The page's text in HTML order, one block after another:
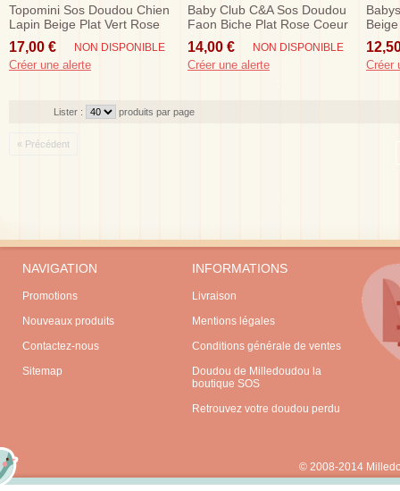
Topomini Sos Doudou Chien
Lapin Beige Plat Vert Rose
Dentition
17,00 € NON DISPONIBLE
Créer une alerte
Baby Club C&a Sos Doudou
Faon Biche Plat Rose Coeur
14,00 € NON DISPONIBLE
Créer une alerte Créer
Lister : produits par page
« Précédent
NAVIGATION
Promotions
Nouveaux produits
Contactez-nous
Sitemap
INFORMATIONS
Livraison
Mentions légales
Conditions générale de ventes
Doudou de Milledoudou la
boutique SOS
Retrouvez votre doudou perdu
© 2008-2014